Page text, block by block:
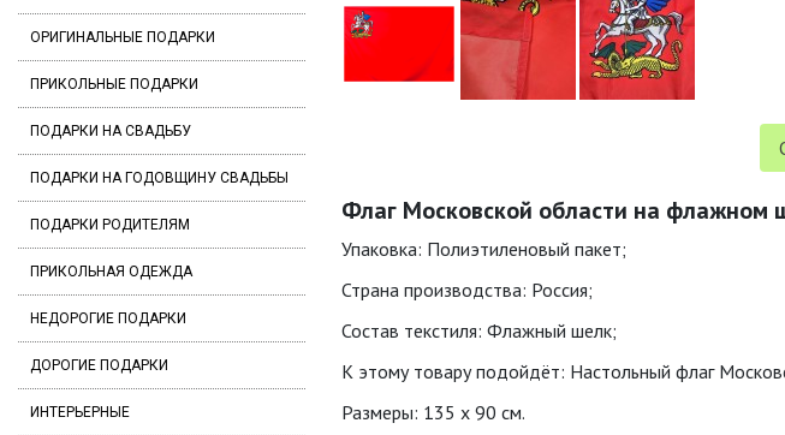
ОРИГИНАЛЬНЫЕ ПОДАРКИ
ПРИКОЛЬНЫЕ ПОДАРКИ
ПОДАРКИ НА СВАДЬБУ
ПОДАРКИ НА ГОДОВЩИНУ СВАДЬБЫ
ПОДАРКИ РОДИТЕЛЯМ
ПРИКОЛЬНАЯ ОДЕЖДА
НЕДОРОГИЕ ПОДАРКИ
ДОРОГИЕ ПОДАРКИ
ИНТЕРЬЕРНЫЕ
Флаг Московской области на флажном
Упаковка: Полиэтиленовый пакет;
Страна производства: Россия;
Состав текстиля: Флажный шелк;
К этому товару подойдёт: Настольный флаг
Размеры: 135 x 90 см.